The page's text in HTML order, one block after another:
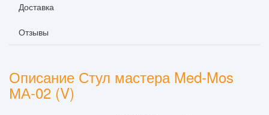
Доставка
Отзывы
Описание Стул мастера Med-Mos
МА-02 (V)